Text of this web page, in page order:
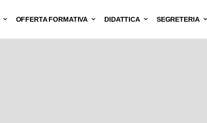
OFFERTA FORMATIVA DIDATTICA SEGRETERIA